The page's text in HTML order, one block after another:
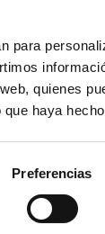
para
quienes
haya
Preferencias
El